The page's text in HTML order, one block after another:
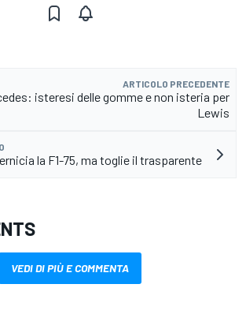
ARTICOLO PRECEDENTE
isteresi delle gomme e non isteria per
Lewis
la F1-75, ma toglie il trasparente
VEDI DI PIÙ E COMMENTA